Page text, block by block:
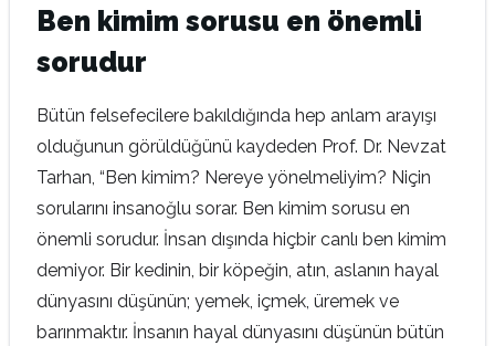
Ben kimim sorusu en önemli
sorudur
Bütün felsefecilere bakıldığında hep anlam arayışı
olduğunun görüldüğünü kaydeden Prof. Dr. Nevzat
Tarhan, “Ben kimim? Nereye yönelmeliyim? Niçin
sorularını insanoğlu sorar. Ben kimim sorusu en
önemli sorudur. İnsan dışında hiçbir canlı ben kimim
demiyor. Bir kedinin, bir köpeğin, atın, aslanın hayal
dünyasını düşünün; yemek, içmek, üremek ve
barınmaktır. İnsanın hayal dünyasını düşünün bütün